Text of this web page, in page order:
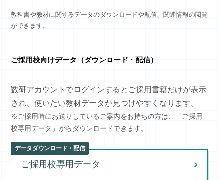
教科書や教材に関するデータのダウンロードや配信、関連情報の閲覧
ができます。
ご採用校向けデータ（ダウンロード・配信）
数研アカウントでログインするとご採用書籍だけが表示
され、使いたい教材データが見つけやすくなります。
※ご採用時にお送りしているご案内をお持ちの方は、「ご採用
校専用データ」からダウンロードできます。
データダウンロード・配信
ご採用校専用データ